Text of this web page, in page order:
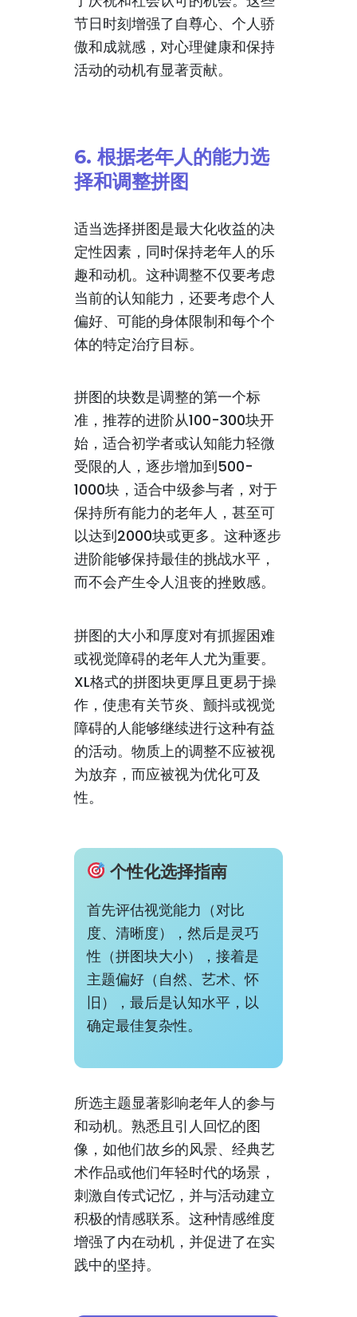
节日时刻增强了自尊心、个人骄
傲和成就感，对心理健康和保持
活动的动机有显著贡献。
6. 根据老年人的能力选
择和调整拼图
适当选择拼图是最大化收益的决
定性因素，同时保持老年人的乐
趣和动机。这种调整不仅要考虑
当前的认知能力，还要考虑个人
偏好、可能的身体限制和每个个
体的特定治疗目标。
拼图的块数是调整的第一个标
准，推荐的进阶从100-300块开
始，适合初学者或认知能力轻微
受限的人，逐步增加到500-
1000块，适合中级参与者，对于
保持所有能力的老年人，甚至可
以达到2000块或更多。这种逐步
进阶能够保持最佳的挑战水平，
而不会产生令人沮丧的挫败感。
拼图的大小和厚度对有抓握困难
或视觉障碍的老年人尤为重要。
XL格式的拼图块更厚且更易于操
作，使患有关节炎、颤抖或视觉
障碍的人能够继续进行这种有益
的活动。物质上的调整不应被视
为放弃，而应被视为优化可及
性。
个性化选择指南
首先评估视觉能力（对比
度、清晰度），然后是灵巧
性（拼图块大小），接着是
主题偏好（自然、艺术、怀
旧），最后是认知水平，以
确定最佳复杂性。
所选主题显著影响老年人的参与
和动机。熟悉且引人回忆的图
像，如他们故乡的风景、经典艺
术作品或他们年轻时代的场景，
刺激自传式记忆，并与活动建立
积极的情感联系。这种情感维度
增强了内在动机，并促进了在实
践中的坚持。